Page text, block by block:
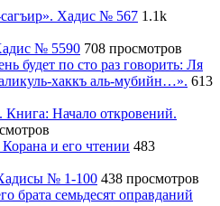
Хадис № 567 1.1k
№ 5590 708 просмотров
будет по сто раз говорить: Ля
хаккъ аль-мубийн…». 613
Книга: Начало откровений.
и его чтении 483
№ 1-100 438 просмотров
брата семьдесят оправданий